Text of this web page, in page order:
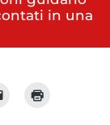
in una